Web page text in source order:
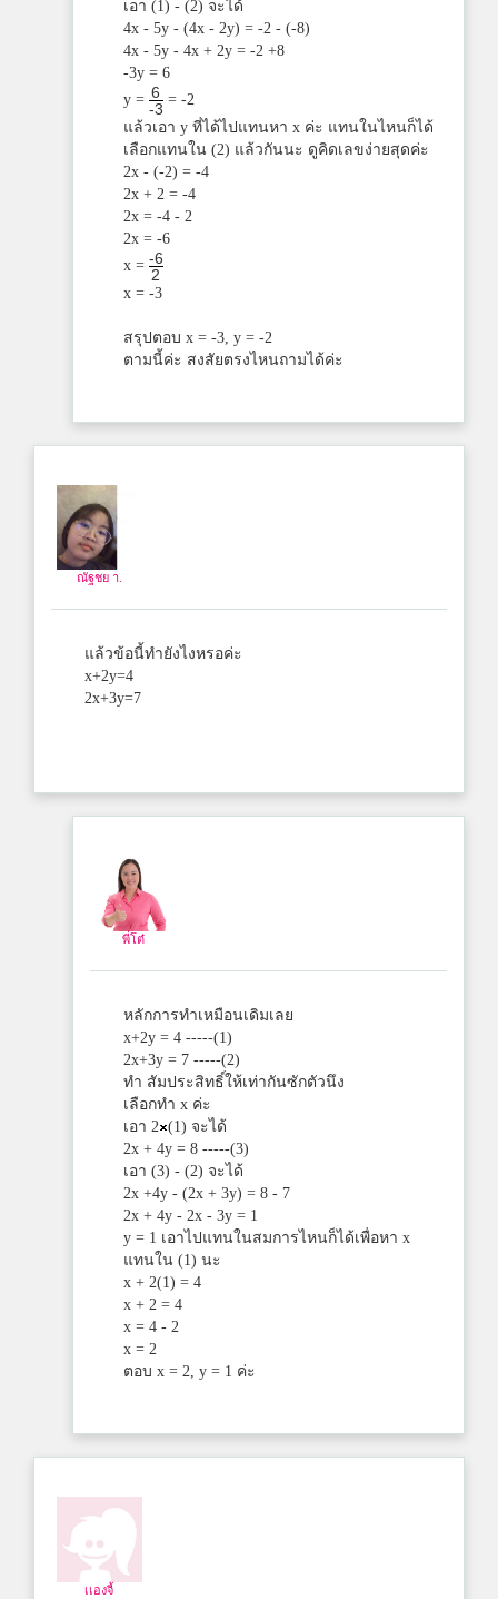
เอา (1) - (2) จะได้
4x - 5y - (4x - 2y) = -2 - (-8)
4x - 5y - 4x + 2y = -2 +8
-3y = 6
y = 6
-3
= -2
แล้วเอา y ที่ได้ไปแทนหา x ค่ะ แทนในไหนก็ได้
เลือกแทนใน (2) แล้วกันนะ ดูคิดเลขง่ายสุดค่ะ
2x - (-2) = -4
2x + 2 = -4
2x = -4 - 2
2x = -6
x = -6
2
x = -3
สรุปตอบ x = -3, y = -2
ตามนี้ค่ะ สงสัยตรงไหนถามได้ค่ะ
ณัฐชย า.
แล้วข้อนี้ทำยังไงหรอค่ะ
x+2y=4
2x+3y=7
พี่โต๋
หลักการทำเหมือนเดิมเลย
x+2y = 4 -----(1)
2x+3y = 7 -----(2)
ทำ สัมประสิทธิ์ให้เท่ากันซักตัวนึง
เลือกทำ x ค่ะ
เอา 2 (1) จะได้
2x + 4y = 8 -----(3)
เอา (3) - (2) จะได้
2x +4y - (2x + 3y) = 8 - 7
2x + 4y - 2x - 3y = 1
y = 1 เอาไปแทนในสมการไหนก็ได้เพื่อหา x
แทนใน (1) นะ
x + 2(1) = 4
x + 2 = 4
x = 4 - 2
x = 2
ตอบ x = 2, y = 1 ค่ะ
เเองจี้